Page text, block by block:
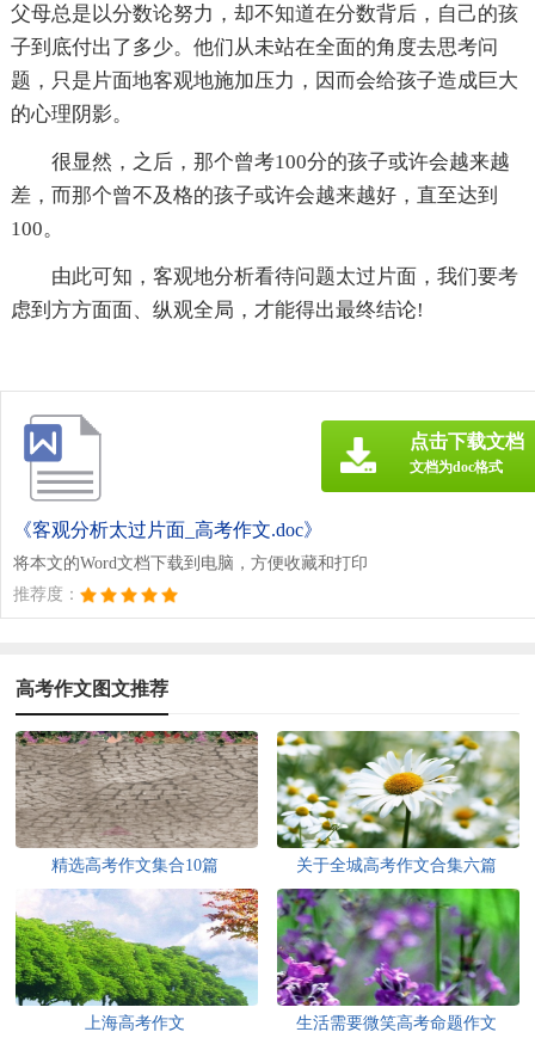
父母总是以分数论努力，却不知道在分数背后，自己的孩
子到底付出了多少。他们从未站在全面的角度去思考问
题，只是片面地客观地施加压力，因而会给孩子造成巨大
的心理阴影。
很显然，之后，那个曾考100分的孩子或许会越来越
差，而那个曾不及格的孩子或许会越来越好，直至达到
100。
由此可知，客观地分析看待问题太过片面，我们要考
虑到方方面面、纵观全局，才能得出最终结论!
《客观分析太过片面_高考作文.doc》
将本文的Word文档下载到电脑，方便收藏和打印
推荐度：
点击下载文档
文档为doc格式
高考作文图文推荐
精选高考作文集合10篇 关于全城高考作文合集六篇
上海高考作文 生活需要微笑高考命题作文